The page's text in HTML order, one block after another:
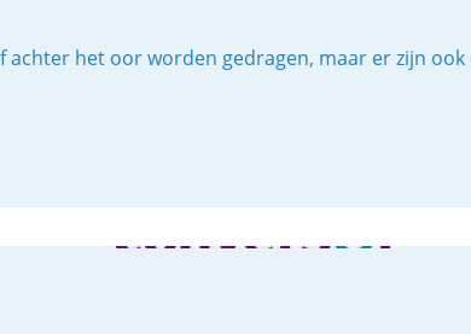
het oor worden gedragen, maar er zijn